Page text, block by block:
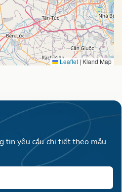
Leaflet | Kland Map
tin yêu cầu chi tiết theo mẫu